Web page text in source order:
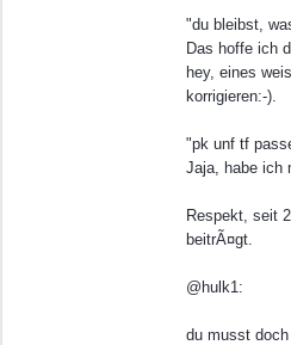
"du bleibst,
Das hoffe ich
hey, eines
korrigieren:-).
"pk unf tf
Jaja, habe ich
Respekt, seit
beitrÃ¤gt.
@hulk1:
du musst